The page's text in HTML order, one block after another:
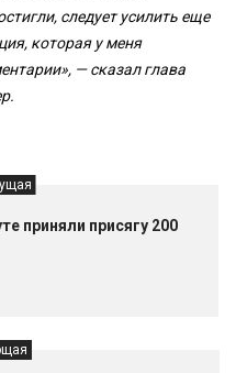
следует усилить еще
которая у меня
— сказал глава
приняли присягу 200